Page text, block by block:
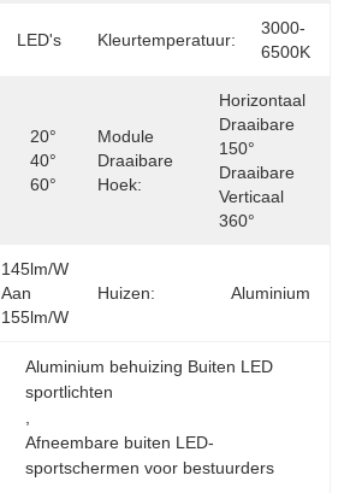
LED's Kleurtemperatuur:
3000-
6500K
20°
40°
60°
Module
Draaibare
Hoek:
Horizontaal
Draaibare
150°
Draaibare
Verticaal
360°
145lm/w
Aan
155lm/w
Huizen: Aluminium
Aluminium behuizing Buiten LED
sportlichten
Afneembare buiten LED-
sportschermen voor bestuurders